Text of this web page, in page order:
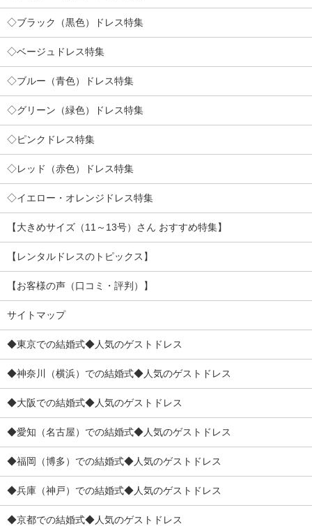
◇ブラック（黒色）ドレス特集
◇ベージュドレス特集
◇ブルー（青色）ドレス特集
◇グリーン（緑色）ドレス特集
◇ピンクドレス特集
◇レッド（赤色）ドレス特集
◇イエロー・オレンジドレス特集
【大きめサイズ（11～13号）さん おすすめ特集】
【レンタルドレスのトピックス】
【お客様の声（口コミ・評判）】
サイトマップ
◆東京での結婚式◆人気のゲストドレス
◆神奈川（横浜）での結婚式◆人気のゲストドレス
◆大阪での結婚式◆人気のゲストドレス
◆愛知（名古屋）での結婚式◆人気のゲストドレス
◆福岡（博多）での結婚式◆人気のゲストドレス
◆兵庫（神戸）での結婚式◆人気のゲストドレス
◆京都での結婚式◆人気のゲストドレス